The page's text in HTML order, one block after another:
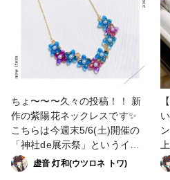
ちょ〜〜〜久々の投稿！！ 新
作の紫陽花ネックレスです✨
こちらは今週末5/6(土)開催の
「神社de展示祭」というイベ
ントに持っていきます🙌 【イ
ベント詳細】 5/6 10:00〜
虚音 灯和(ウツロネ トワ)